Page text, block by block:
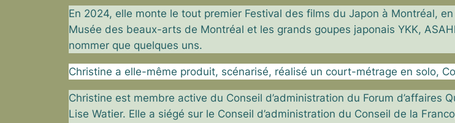
En 2024, elle monte le tout premier Festival des films du Japon à Montréal, en
Musée des beaux-arts de Montréal et les grands goupes japonais YKK,
nommer que quelques uns.
Christine a elle-même produit, scénarisé, réalisé un court-métrage en solo,
Christine est membre active du Conseil d’administration du Forum
Lise Watier. Elle a siégé sur le Conseil d’administration du Conseil de la